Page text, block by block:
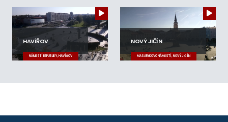
HAVÍŘOV
NÁMĚSTÍ REPUBLIKY, HAVÍŘOV
NOVÝ JIČÍN
MASARYKOVO NÁMĚSTÍ, NOVÝ JIČÍN